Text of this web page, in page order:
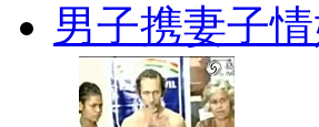
男子携妻子